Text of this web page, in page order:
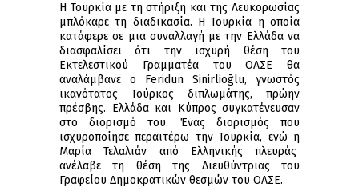
Η Τουρκία με τη στήριξη και της Λευκορωσίας
μπλόκαρε τη διαδικασία. Η Τουρκία η οποία
κατάφερε σε μια συναλλαγή με την Ελλάδα να
διασφαλίσει ότι την ισχυρή θέση του
Εκτελεστικού Γραμματέα του ΟΑΣΕ θα
αναλάμβανε ο Feridun Sinirlioḡlu, γνωστός
ικανότατος Τούρκος διπλωμάτης, πρώην
πρέσβης. Ελλάδα και Κύπρος συγκατένευσαν
στο διορισμό του. Ένας διορισμός που
ισχυροποίησε περαιτέρω την Τουρκία, ενώ η
Μαρία Τελαλιάν από Ελληνικής πλευράς
ανέλαβε τη θέση της Διευθύντριας του
Γραφείου Δημοκρατικών θεσμών του ΟΑΣΕ.